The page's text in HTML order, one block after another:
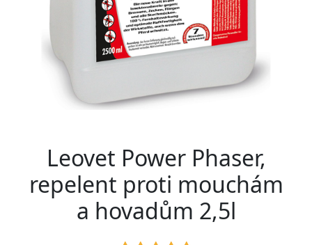
Leovet Power Phaser,
repelent proti mouchám
a hovadům 2,5l